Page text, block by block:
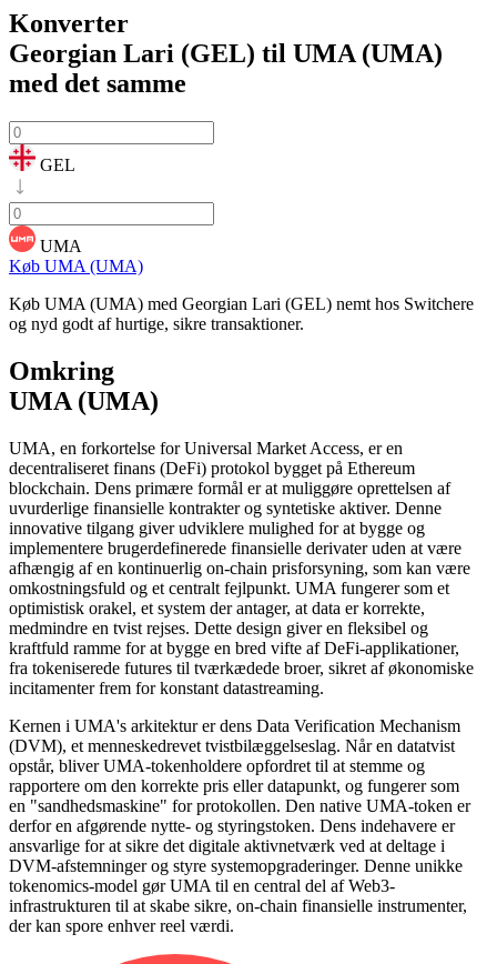
Konverter
Georgian Lari (GEL) til UMA (UMA)
med det samme
GEL
UMA
Køb UMA (UMA)
Køb UMA (UMA) med Georgian Lari (GEL) nemt hos Switchere
og nyd godt af hurtige, sikre transaktioner.
Omkring
UMA (UMA)
UMA, en forkortelse for Universal Market Access, er en
decentraliseret finans (DeFi) protokol bygget på Ethereum
blockchain. Dens primære formål er at muliggøre oprettelsen af
uvurderlige finansielle kontrakter og syntetiske aktiver. Denne
innovative tilgang giver udviklere mulighed for at bygge og
implementere brugerdefinerede finansielle derivater uden at være
afhængig af en kontinuerlig on-chain prisforsyning, som kan være
omkostningsfuld og et centralt fejlpunkt. UMA fungerer som et
optimistisk orakel, et system der antager, at data er korrekte,
medmindre en tvist rejses. Dette design giver en fleksibel og
kraftfuld ramme for at bygge en bred vifte af DeFi-applikationer,
fra tokeniserede futures til tværkædede broer, sikret af økonomiske
incitamenter frem for konstant datastreaming.
Kernen i UMA's arkitektur er dens Data Verification Mechanism
(DVM), et menneskedrevet tvistbilæggelseslag. Når en datatvist
opstår, bliver UMA-tokenholdere opfordret til at stemme og
rapportere om den korrekte pris eller datapunkt, og fungerer som
en "sandhedsmaskine" for protokollen. Den native UMA-token er
derfor en afgørende nytte- og styringstoken. Dens indehavere er
ansvarlige for at sikre det digitale aktivnetværk ved at deltage i
DVM-afstemninger og styre systemopgraderinger. Denne unikke
tokenomics-model gør UMA til en central del af Web3-
infrastrukturen til at skabe sikre, on-chain finansielle instrumenter,
der kan spore enhver reel værdi.